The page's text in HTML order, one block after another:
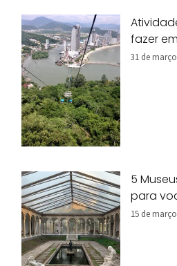
fazer
31 de
5
para
15 de